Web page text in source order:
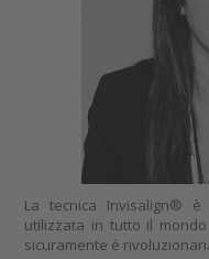
La tecnica Invisalign®
utilizzata in tutto il
sicuramente è